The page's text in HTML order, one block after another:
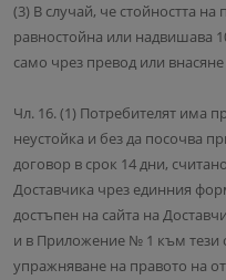
(3) В случай, че стойността
равностойна или надвишава
само чрез превод или
Чл. 16. (1) Потребителят има
неустойка и без да посочва
договор в срок 14 дни,
Доставчика чрез единния
достъпен на сайта на
и в Приложение № 1 към
упражняване на правото на